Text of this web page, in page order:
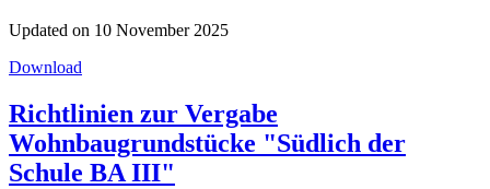
Updated on 10 November 2025
Download
Richtlinien zur Vergabe
Wohnbaugrundstücke "Südlich der
Schule BA III"